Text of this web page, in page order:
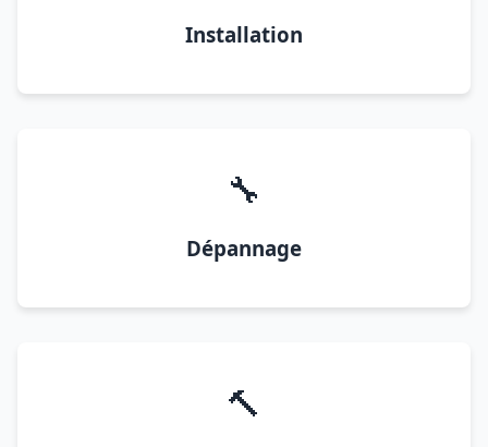
Installation
🔧
Dépannage
🔨